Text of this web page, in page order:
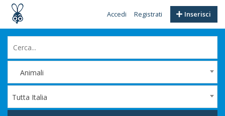
Inserisci
Accedi Registrati
Animali
Tutta Italia